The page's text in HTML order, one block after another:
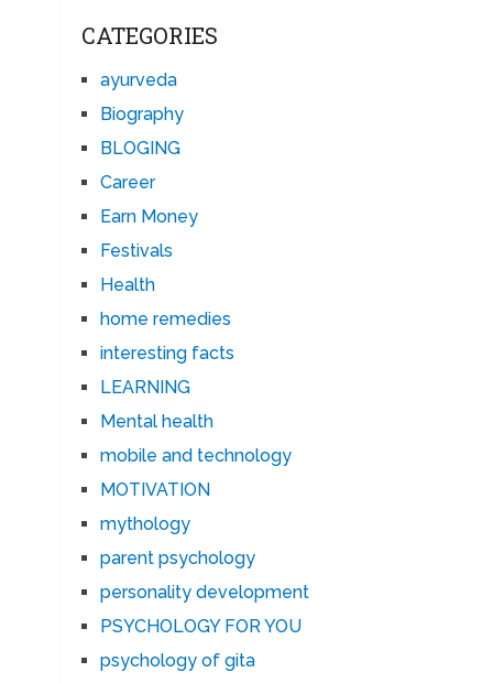
CATEGORIES
ayurveda
Biography
BLOGING
Career
Earn Money
Festivals
Health
home remedies
interesting facts
LEARNING
Mental health
mobile and technology
MOTIVATION
mythology
parent psychology
personality development
PSYCHOLOGY FOR YOU
psychology of gita